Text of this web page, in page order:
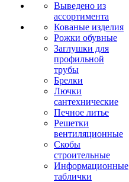
Выведено из
ассортимента
Кованые изделия
Рожки обувные
Заглушки для
профильной
трубы
Брелки
Лючки
сантехнические
Печное литье
Решетки
вентиляционные
Скобы
строительные
Информационные
таблички